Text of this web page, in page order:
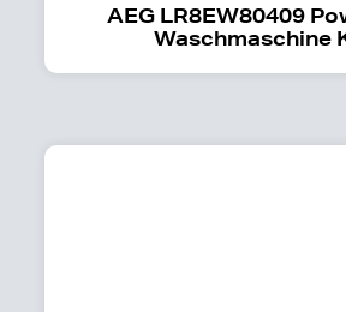
AEG LR8EW80409
Waschmaschine